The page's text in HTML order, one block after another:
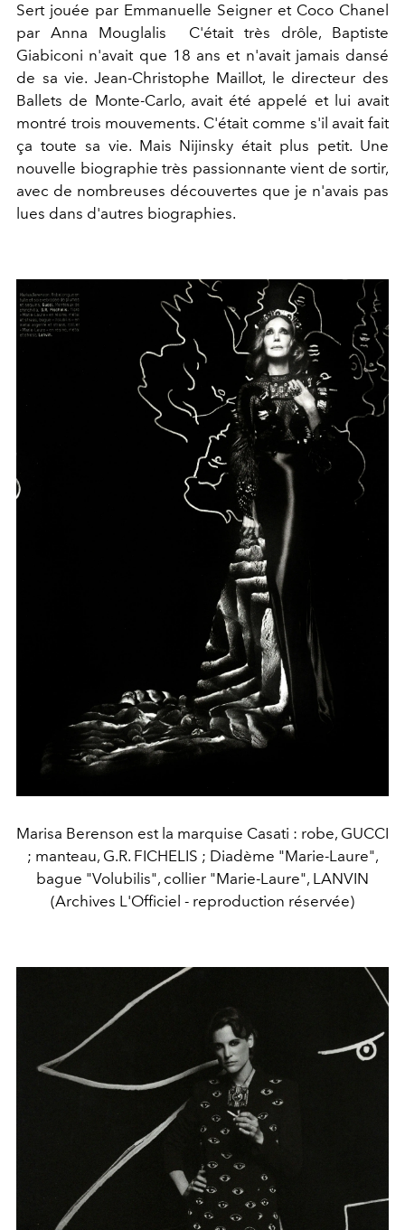
Sert jouée par Emmanuelle Seigner et Coco Chanel
par Anna Mouglalis
C'était très drôle, Baptiste
Giabiconi n'avait que 18 ans et n'avait jamais dansé
de sa vie. Jean-Christophe Maillot, le directeur des
Ballets de Monte-Carlo, avait été appelé et lui avait
montré trois mouvements. C'était comme s'il avait fait
ça toute sa vie. Mais Nijinsky était plus petit. Une
nouvelle biographie très passionnante vient de sortir,
avec de nombreuses découvertes que je n'avais pas
lues dans d'autres biographies.
Marisa Berenson est la marquise Casati : robe, GUCCI
; manteau, G.R. FICHELIS ; Diadème "Marie-Laure",
bague "Volubilis", collier "Marie-Laure", LANVIN
(Archives L'Officiel - reproduction réservée)